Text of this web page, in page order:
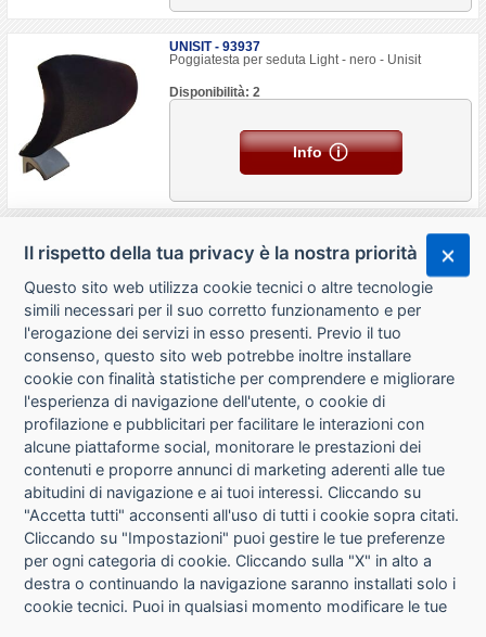
UNISIT - 93937
Poggiatesta per seduta Light - nero - Unisit
Disponibilità: 2
Info
CHI SIAMO
CONTATTI
CONDIZIONI DI VENDITA
RICHIESTA RECESSO
PRIVACY
Il rispetto della tua privacy è la nostra priorità
Questo sito web utilizza cookie tecnici o altre tecnologie
simili necessari per il suo corretto funzionamento e per
l'erogazione dei servizi in esso presenti. Previo il tuo
consenso, questo sito web potrebbe inoltre installare
cookie con finalità statistiche per comprendere e migliorare
l'esperienza di navigazione dell'utente, o cookie di
profilazione e pubblicitari per facilitare le interazioni con
alcune piattaforme social, monitorare le prestazioni dei
contenuti e proporre annunci di marketing aderenti alle tue
abitudini di navigazione e ai tuoi interessi. Cliccando su
"Accetta tutti" acconsenti all'uso di tutti i cookie sopra citati.
Cliccando su "Impostazioni" puoi gestire le tue preferenze
per ogni categoria di cookie. Cliccando sulla "X" in alto a
destra o continuando la navigazione saranno installati solo i
cookie tecnici. Puoi in qualsiasi momento modificare le tue